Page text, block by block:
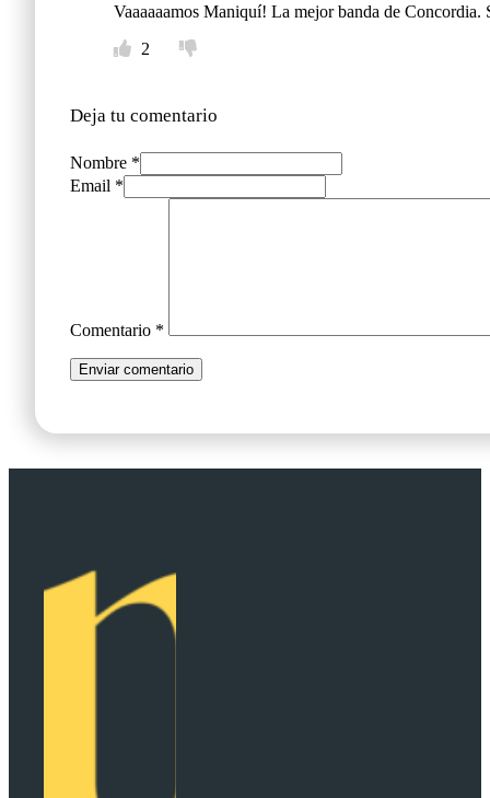
Vaaaaaamos Maniquí! La mejor banda de
2
Deja tu comentario
Nombre *
Email *
Comentario *